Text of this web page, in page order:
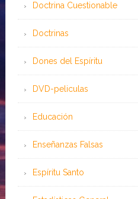
Doctrina Cuestionable
Doctrinas
Dones del Espíritu
DVD-peliculas
Educación
Enseñanzas Falsas
Espíritu Santo